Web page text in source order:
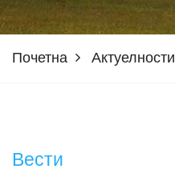
Почетна Актуелности
Вести